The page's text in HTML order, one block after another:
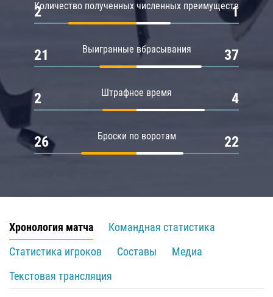
Количество полученных численных преимуществ
2 1
Выигранные вбрасывания
21 37
Штрафное время
2 4
Броски по воротам
26 22
Хронология матча
Командная статистика
Статистика игроков
Составы
Медиа
Текстовая трансляция